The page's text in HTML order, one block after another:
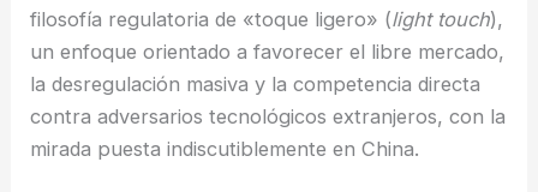
filosofía regulatoria de «toque ligero» (light touch),
un enfoque orientado a favorecer el libre mercado,
la desregulación masiva y la competencia directa
contra adversarios tecnológicos extranjeros, con la
mirada puesta indiscutiblemente en China.